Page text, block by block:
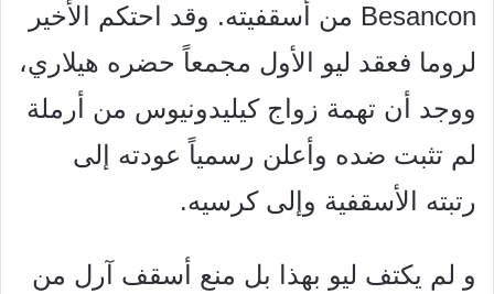
Besancon من أسقفيته. وقد احتكم الأخير
لروما فعقد ليو الأول مجمعاً حضره هيلاري،
ووجد أن تهمة زواجکیلیدونیوس من أرملة
لم تثبت ضده وأعلن رسمياً عودته إلى
رتبته
الأسقفية وإلى كرسيه.
و لم يكتف ليو بهذا بل منع أسقف آرل من